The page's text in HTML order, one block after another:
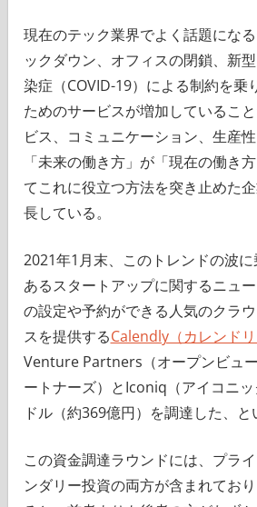
現在のテック業界でよく話題にな
ックダウン、オフィスの閉鎖、新
染症（COVID-19）による制約を乗
ためのサービスが増加しているこ
ビス、コミュニケーション、生産
「未来の働き方」が「現在の働き
てこれに役立つ方法を突き止めた
長している。
2021年1月末、このトレンドの波
あるスタートアップに関するニュ
の設定や予約ができる人気のクラ
スを提供するCalendly（カレンドリ
Venture Partners（オープンビュ
ートナーズ）とIconiq（アイコニ
ドル（約369億円）を調達した、と
この資金調達ラウンドには、プラ
ンダリー投資の両方が含まれてお